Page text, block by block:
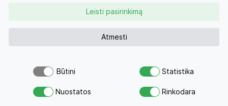
Kontaktai
0 700 11007 Užklausa
Savo svajonių atostogoms
Atmesti
Leisti pasirinkimą
Būtini Statistika
Nuostatos Rinkodara